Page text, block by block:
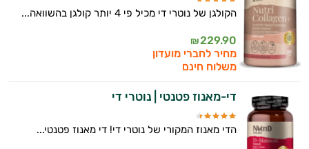
הקולגן של נוטרי די מכיל פי 4 יותר קולגן בהשוואה...
229.90
₪
מחיר לחברי מועדון
משלוח חינם
די-מאנוז פטנטי | נוטרי די
הדי מאנוז המקורי של נוטרי די! די מאנוז פטנטי...